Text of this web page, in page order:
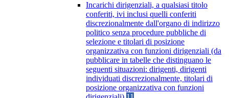
Incarichi dirigenziali, a qualsiasi titolo
conferiti, ivi inclusi quelli conferiti
discrezionalmente dall'organo di indirizzo
politico senza procedure pubbliche di
selezione e titolari di posizione
organizzativa con funzioni dirigenziali (da
pubblicare in tabelle che distinguano le
seguenti situazioni: dirigenti, dirigenti
individuati discrezionalmente, titolari di
posizione organizzativa con funzioni